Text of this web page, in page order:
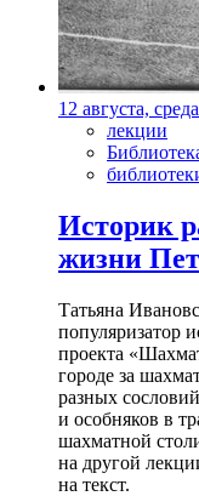
12 августа, среда
лекции
Историк
жизни
Татьяна
популяризатор
проекта
городе за
разных
и особняков в
шахматной
на другой
на текст.